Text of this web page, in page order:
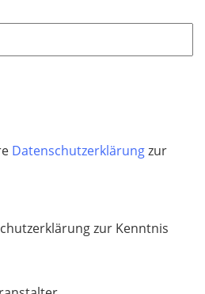
Datenschutzerklärungzur
zur Kenntnis